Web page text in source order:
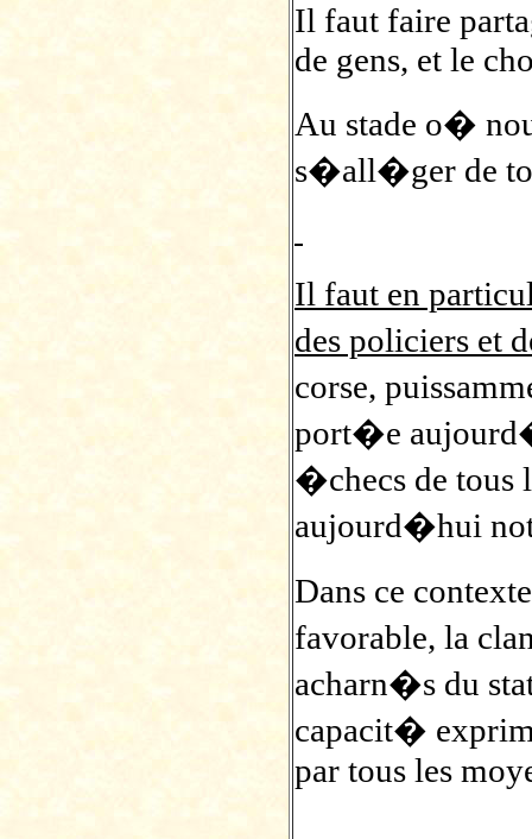
Il faut faire
de gens, et le
Au stade o�
s�all�ger de
Il faut en
des policiers et
corse,
port�e
�checs de tous
aujourd�hui
Dans ce
favorable, la
acharn�s du
capacit�
par tous les